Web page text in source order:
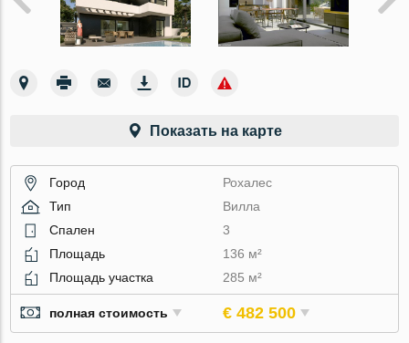
Показать на карте
Город
Рохалес
Тип
Вилла
Спален
3
Площадь
136 м²
Площадь участка
285 м²
полная стоимость € 482 500